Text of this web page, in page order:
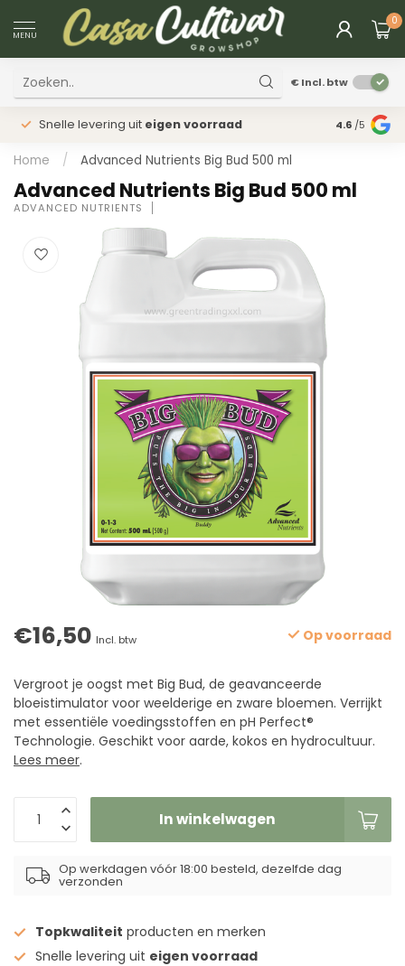
MENU
0
€Incl. btw
Snelle levering uit eigen voorraad Fysieke
4.6 /5
Home / Advanced Nutrients Big Bud 500 ml
Advanced Nutrients Big Bud 500 ml
ADVANCED NUTRIENTS
€16,50 Incl. btw Op voorraad
Vergroot je oogst met Big Bud, de geavanceerde
bloeistimulator voor weelderige en zware bloemen. Verrijkt
met essentiële voedingsstoffen en pH Perfect®
Technologie. Geschikt voor aarde, kokos en hydrocultuur.
Lees meer.
In winkelwagen
Op werkdagen vóór 18:00 besteld, dezelfde dag
verzonden
Topkwaliteit producten en merken
Snelle levering uit eigen voorraad